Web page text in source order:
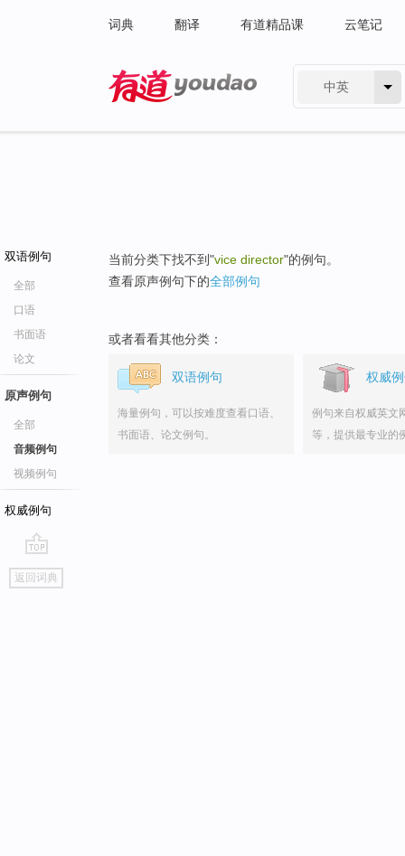
词典 翻译 有道精品课 云笔记
中英
双语例句
全部
口语
书面语
论文
原声例句
全部
音频例句
视频例句
权威例句
go
top
返回词典
当前分类下找不到"vice director"的例句。
查看原声例句下的全部例句
或者看看其他分类：
双语例句
海量例句，可以按难度查看口语、
书面语、论文例句。
权威
例句来自权威英文
等，提供最专业的